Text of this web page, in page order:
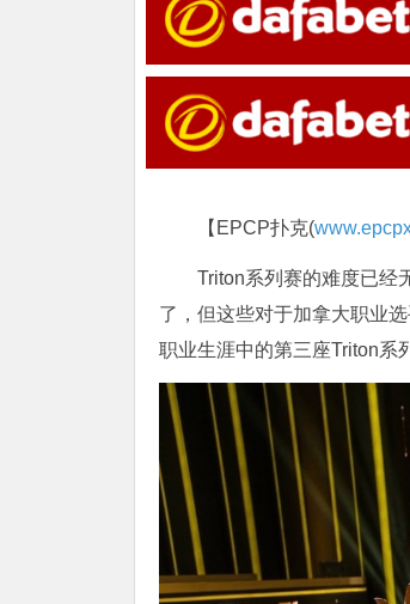
【EPCP扑克(
Triton系列赛的难度已经
了，但这些对于加拿大职业
职业生涯中的第三座Triton系